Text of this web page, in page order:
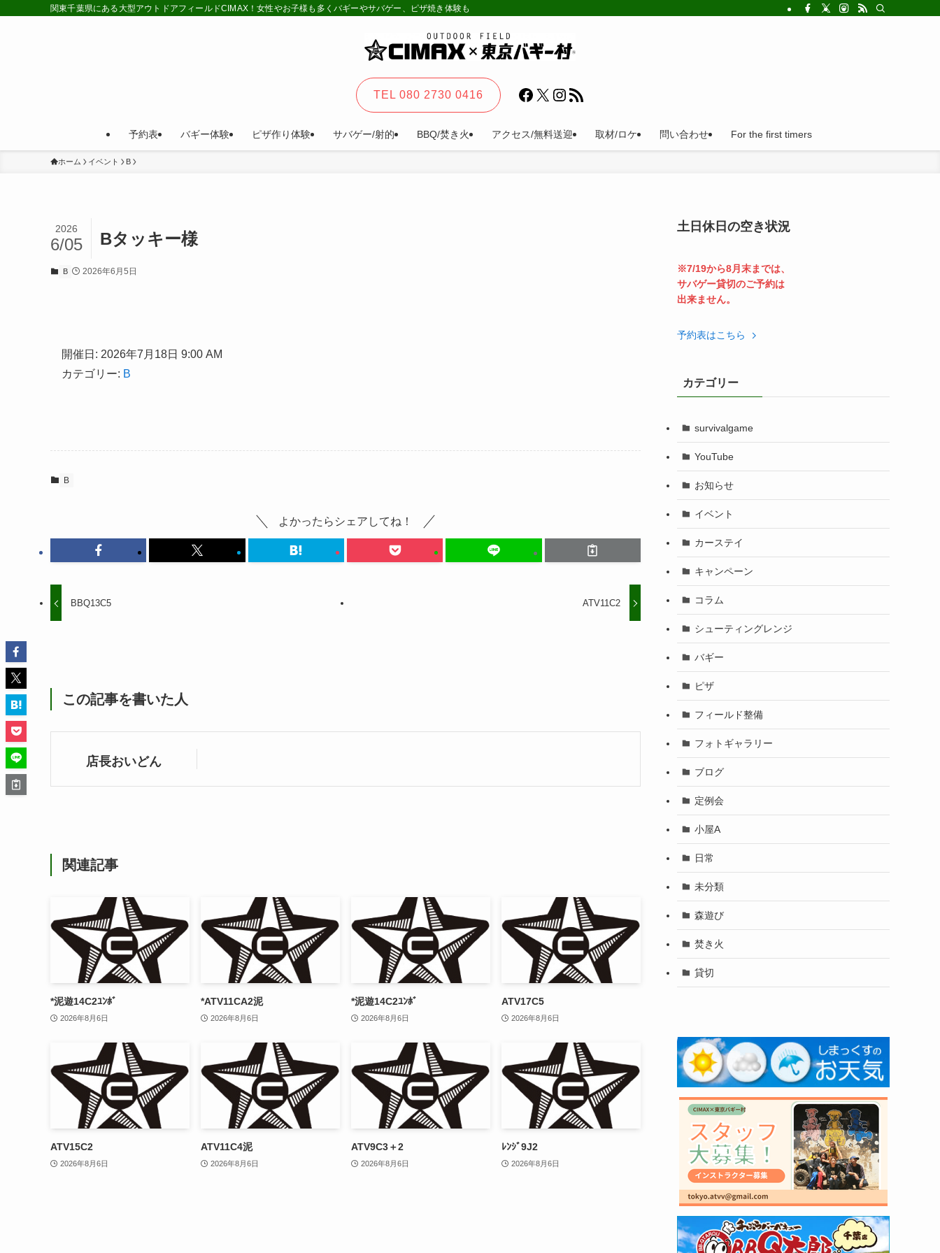
関東千葉県にある大型アウトドアフィールドCIMAX！女性やお子様も多くバギーやサバゲー、ピザ焼き体験も。カーステイ、キャンプ等一日楽しめる!法人の福利厚生利用にとても便利。
予約表 バギー体験 ピザ作り体験 サバゲー/射的 BBQ/焚き火 アクセス/無料送迎 取材/ロケ 問い合わせ For the first timers
TEL 080 2730 0416 Facebook
X Instagram
RSS フィード
ホーム イベント B
Bタッキー様
2026
6/05
B 2026年6月5日
開催日: 2026年7月18日 9:00 AM
カテゴリー: B
B
よかったらシェアしてね！
BBQ13C5 ATV11C2
この記事を書いた人
店長おいどん
関連記事
*泥遊14C2ﾕﾝﾎﾞ
2026年8月6日
*ATV11CA2泥
2026年8月6日
*泥遊14C2ﾕﾝﾎﾞ
2026年8月6日
ATV17C5
2026年8月6日
ATV15C2
2026年8月6日
ATV11C4泥
2026年8月6日
ATV9C3＋2
2026年8月6日
ﾚﾝｼﾞ9J2
2026年8月6日
土日休日の空き状況
※7/19から8月末までは、
サバゲー貸切のご予約は
出来ません。
予約表はこちら
カテゴリー
survivalgame
YouTube
お知らせ
イベント
カーステイ
キャンペーン
コラム
シューティングレンジ
バギー
ピザ
フィールド整備
フォトギャラリー
ブログ
定例会
小屋A
日常
未分類
森遊び
焚き火
貸切